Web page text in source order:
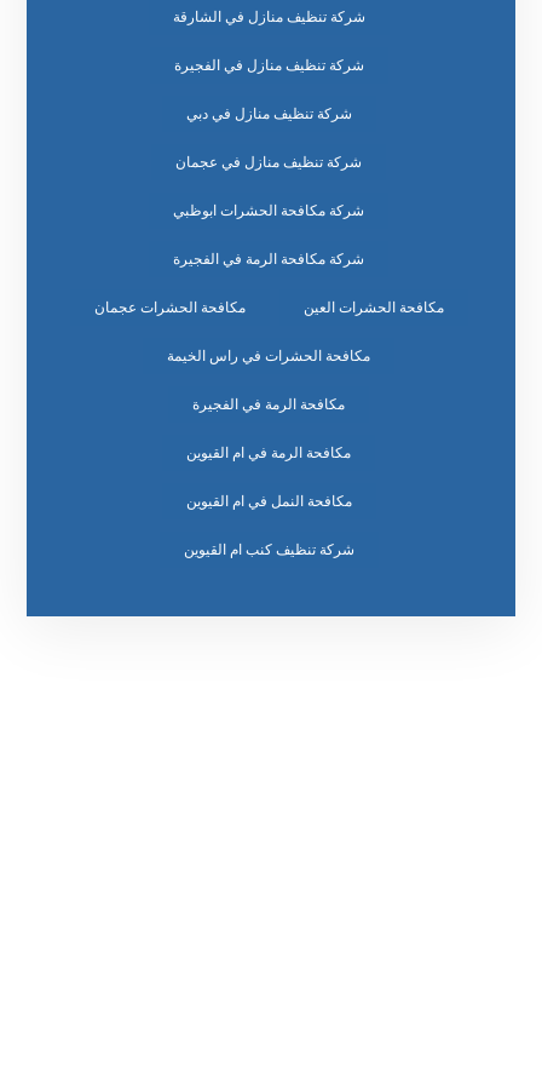
شركة تنظيف منازل في الشارقة
شركة تنظيف منازل في الفجيرة
شركة تنظيف منازل في دبي
شركة تنظيف منازل في عجمان
شركة مكافحة الحشرات ابوظبي
شركة مكافحة الرمة في الفجيرة
مكافحة الحشرات العين مكافحة الحشرات عجمان
مكافحة الحشرات في راس الخيمة
مكافحة الرمة في الفجيرة
مكافحة الرمة في ام القيوين
مكافحة النمل في ام القيوين